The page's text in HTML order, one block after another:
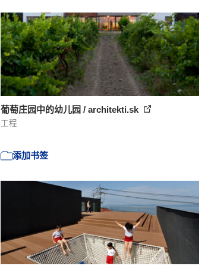
葡萄庄园中的幼儿园 / architekti.sk
工程
添加书签